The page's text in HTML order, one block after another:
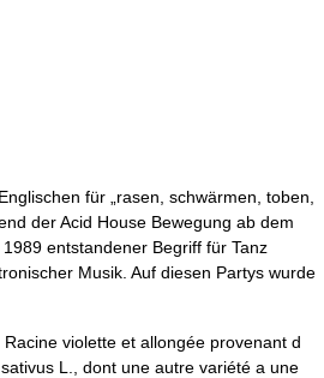
für „rasen, schwärmen, toben,
der Acid House Bewegung ab dem
entstandener Begriff für Tanz
Musik. Auf diesen Partys wurde
violette et allongée provenant d
L., dont une autre variété a une